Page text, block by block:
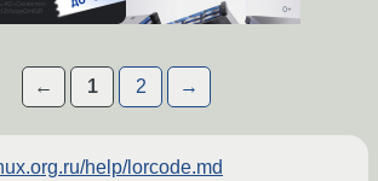
← 1 2 →
help/lorcode.md